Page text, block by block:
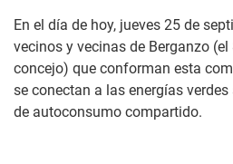
En el día de hoy, jueves 25 de
vecinos y vecinas de Berganzo
concejo) que conforman esta
se conectan a las energías
de autoconsumo compartido.